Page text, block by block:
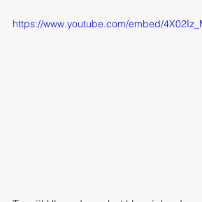
https://www.youtube.com/embed/